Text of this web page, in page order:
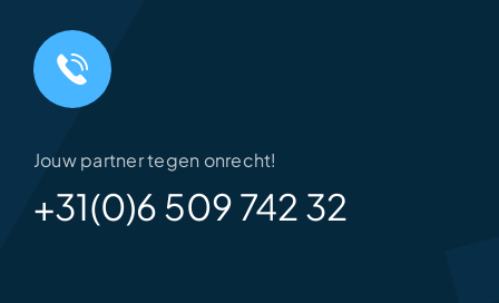
Jouw partner tegen onrecht!
+31(0)6 509 742 32